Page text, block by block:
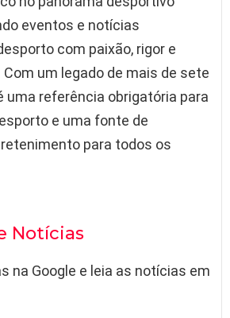
eventos e notícias
com paixão, rigor e
um legado de mais de sete
uma referência obrigatória para
e uma fonte de
para todos os
Notícias
na Google e leia as notícias em